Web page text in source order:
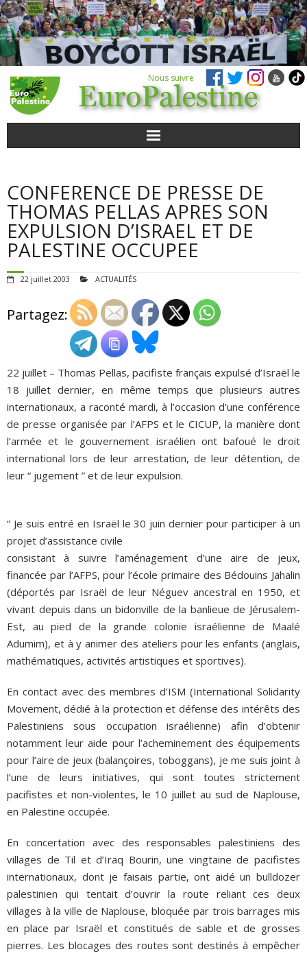
Nous suivre
POUR AGIR
AGENDA
QUI SOMMES-NOUS ?
ADHÉSIONS, DONS, CONTACT
CONFERENCE DE PRESSE DE
THOMAS PELLAS APRES SON
EXPULSION D’ISRAEL ET DE
PALESTINE OCCUPEE
22 juillet 2003 ACTUALITÉS
Partagez:
22 juillet – Thomas Pellas, pacifiste français expulsé d’Israël le
18 juillet dernier, en même temps que plusieurs autres
internationaux, a raconté mardi, à l’occasion d’une conférence
de presse organisée par l’AFPS et le CICUP, la manière dont
l’armée et le gouvernement israélien ont bafoué le droit
international lors de leur arrestation, de leur détention, de
leur “ jugement ” et de leur expulsion.
“ Je suis entré en Israël le 30 juin dernier pour participer à un
projet d’assistance civile
consistant à suivre l’aménagement d’une aire de jeux,
financée par l’AFPS, pour l’école primaire des Bédouins Jahalin
(déportés par Israël de leur Néguev ancestral en 1950, et
vivant depuis dans un bidonville de la banlieue de Jérusalem-
Est, au pied de la grande colonie israélienne de Maalé
Adumim), et à y animer des ateliers pour les enfants (anglais,
mathématiques, activités artistiques et sportives).
En contact avec des membres d’ISM (International Solidarity
Movement, dédié à la protection et défense des intérêts des
Palestiniens sous occupation israélienne) afin d’obtenir
notamment leur aide pour l’acheminement des équipements
pour l’aire de jeux (balançoires, toboggans), je me suis joint à
l’une de leurs initiatives, qui sont toutes strictement
pacifistes et non-violentes, le 10 juillet au sud de Naplouse,
en Palestine occupée.
En concertation avec des responsables palestiniens des
villages de Til et d’Iraq Bourin, une vingtaine de pacifistes
internationaux, dont je faisais partie, ont aidé un bulldozer
palestinien qui tentait d’ouvrir la route reliant ces deux
villages à la ville de Naplouse, bloquée par trois barrages mis
en place par Israël et constitués de sable et de grosses
pierres. Les blocages des routes sont destinés à empêcher